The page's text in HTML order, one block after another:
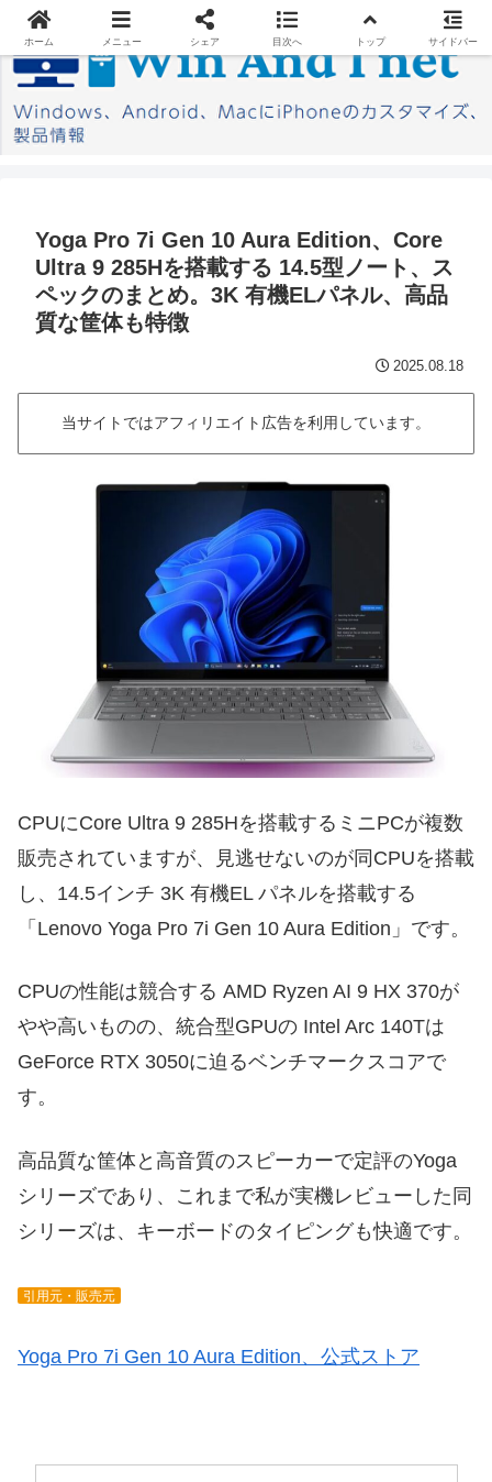
Yoga Pro 7i Gen 10 Aura Edition、Core
Ultra 9 285Hを搭載する 14.5型ノート、ス
ペックのまとめ。3K 有機ELパネル、高品
質な筐体も特徴
2025.08.18
当サイトではアフィリエイト広告を利用しています。
CPUにCore Ultra 9 285Hを搭載するミニPCが複数
販売されていますが、見逃せないのが同CPUを搭載
し、14.5インチ 3K 有機EL パネルを搭載する
「Lenovo Yoga Pro 7i Gen 10 Aura Edition」です。
CPUの性能は競合する AMD Ryzen AI 9 HX 370が
やや高いものの、統合型GPUの Intel Arc 140Tは
GeForce RTX 3050に迫るベンチマークスコアで
す。
高品質な筐体と高音質のスピーカーで定評のYoga
シリーズであり、これまで私が実機レビューした同
シリーズは、キーボードのタイピングも快適です。
引用元・販売元
Yoga Pro 7i Gen 10 Aura Edition、公式ストア
ホーム メニュー シェア 目次へ トップ サイドバー